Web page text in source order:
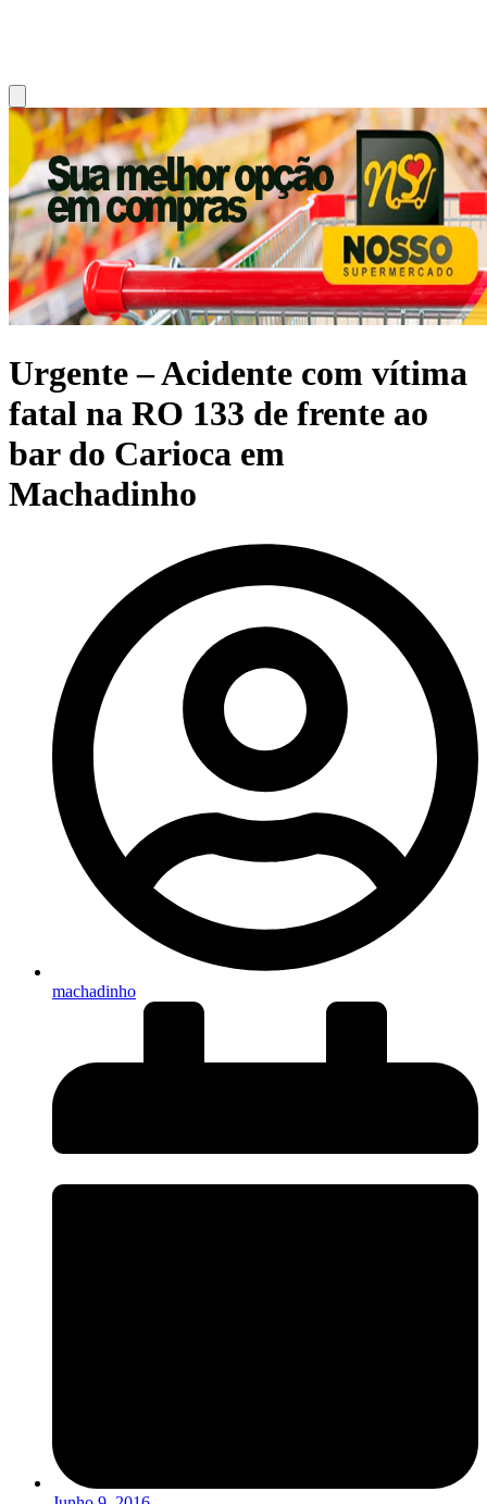
Urgente – Acidente com vítima
fatal na RO 133 de frente ao
bar do Carioca em
Machadinho
machadinho